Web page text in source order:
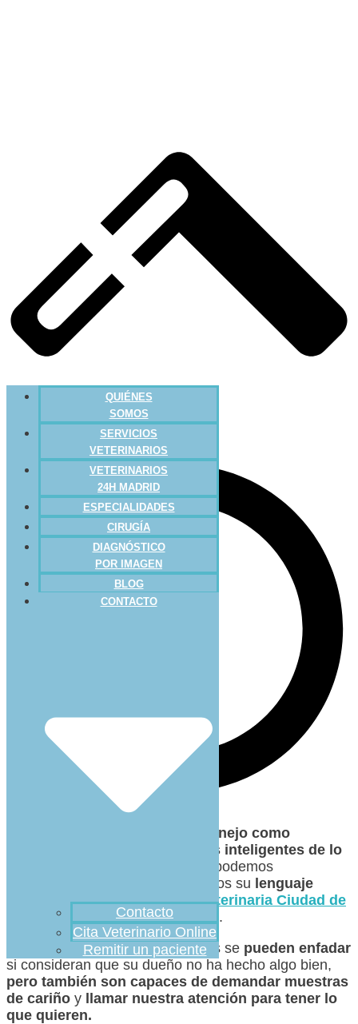
QUIÉNES
SOMOS
SERVICIOS
VETERINARIOS
VETERINARIOS
24H MADRID
ESPECIALIDADES
CIRUGÍA
DIAGNÓSTICO
POR IMAGEN
BLOG
CONTACTO
Contacto
Cita Veterinario Online
Remitir un paciente
conejo como
son más inteligentes de lo
, pero a los que no podemos
comprender bien si no entendemos su lenguaje
. Hoy, desdeClínica Veterinaria Ciudad de
los Ángeles
os hablamos de ello.
Al igual que nosotros, los conejos se pueden enfadar
si consideran que su dueño no ha hecho algo bien,
pero también son capaces de demandar muestras
de cariño y llamar nuestra atención para tener lo
que quieren.